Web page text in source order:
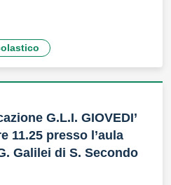
G.L.I. GIOVEDI’
11.25 presso l’aula
Galilei di S. Secondo